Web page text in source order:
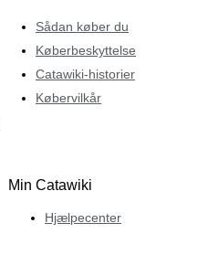
Sådan køber du
Køberbeskyttelse
Catawiki-historier
Købervilkår
Min Catawiki
Hjælpecenter